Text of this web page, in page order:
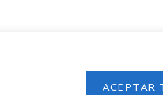
en nuestro boletín de
ACEPTAR